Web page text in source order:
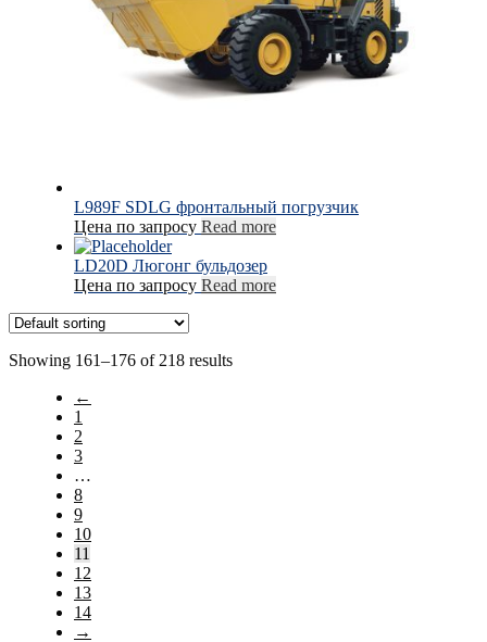
L989F SDLG фронтальный погрузчик
Цена по запросу Read more
LD20D Люгонг бульдозер
Цена по запросу Read more
Showing 161–176 of 218 results
←
1
2
3
…
8
9
10
11
12
13
14
→